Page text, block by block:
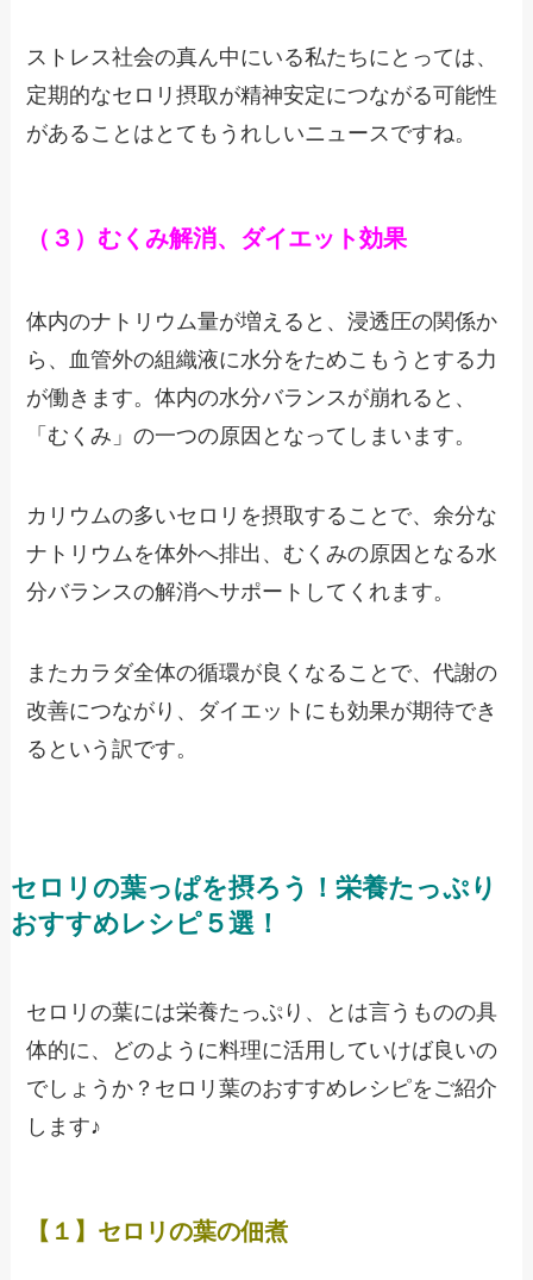
ストレス社会の真ん中にいる私たちにとっては、
定期的なセロリ摂取が精神安定につながる可能性
があることはとてもうれしいニュースですね。
（３）むくみ解消、ダイエット効果
体内のナトリウム量が増えると、浸透圧の関係か
ら、血管外の組織液に水分をためこもうとする力
が働きます。体内の水分バランスが崩れると、
「むくみ」の一つの原因となってしまいます。
カリウムの多いセロリを摂取することで、余分な
ナトリウムを体外へ排出、むくみの原因となる水
分バランスの解消へサポートしてくれます。
またカラダ全体の循環が良くなることで、代謝の
改善につながり、ダイエットにも効果が期待でき
るという訳です。
セロリの葉っぱを摂ろう！栄養たっぷり
おすすめレシピ５選！
セロリの葉には栄養たっぷり、とは言うものの具
体的に、どのように料理に活用していけば良いの
でしょうか？セロリ葉のおすすめレシピをご紹介
します♪
【１】セロリの葉の佃煮